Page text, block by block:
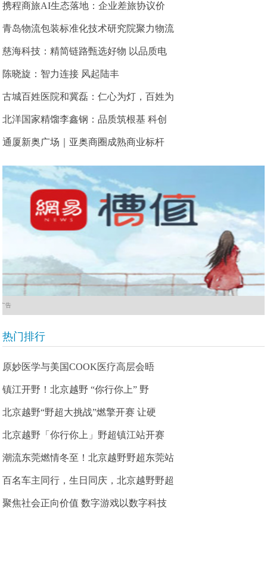
携程商旅AI生态落地：企业差旅协议价
青岛物流包装标准化技术研究院聚力物流
慈海科技：精简链路甄选好物 以品质电
陈晓旋：智力连接 风起陆丰
古城百姓医院和冀磊：仁心为灯，百姓为
北洋国家精馏李鑫钢：品质筑根基 科创
通厦新奥广场｜亚奥商圈成熟商业标杆
广告
热门排行
原妙医学与美国COOK医疗高层会晤
镇江开野！北京越野 “你行你上” 野
北京越野“野超大挑战”燃擎开赛 让硬
北京越野「你行你上」野超镇江站开赛
潮流东莞燃情冬至！北京越野野超东莞站
百名车主同行，生日同庆，北京越野野超
聚焦社会正向价值 数字游戏以数字科技